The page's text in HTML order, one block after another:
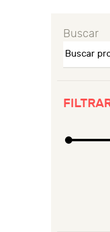
Buscar